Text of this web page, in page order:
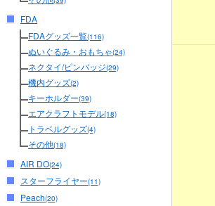
FDA
FDAグッズ一覧(116)
ぬいぐるみ・おもちゃ(24)
ネクタイ/ピンバッジ(29)
機内グッズ(2)
キーホルダー(39)
エアクラフトモデル(18)
トラベルグッズ(4)
その他(18)
AIR DO(24)
スターフライヤー(11)
Peach(20)